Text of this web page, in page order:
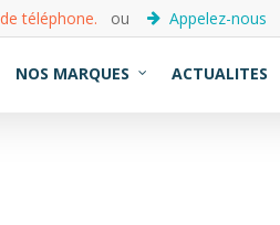
téléphone. ou Appelez-nous
NOS MARQUES ACTUALITES